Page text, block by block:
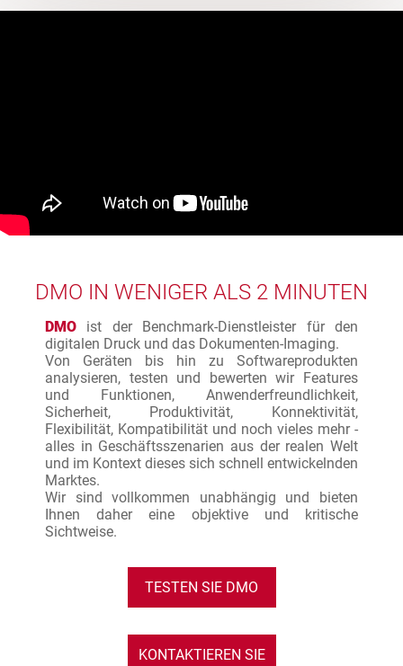
DMO IN WENIGER ALS 2 MINUTEN
DMO ist der Benchmark-Dienstleister für den
digitalen Druck und das Dokumenten-Imaging.
Von Geräten bis hin zu Softwareprodukten
analysieren, testen und bewerten wir Features
und Funktionen, Anwenderfreundlichkeit,
Sicherheit, Produktivität, Konnektivität,
Flexibilität, Kompatibilität und noch vieles mehr -
alles in Geschäftsszenarien aus der realen Welt
und im Kontext dieses sich schnell entwickelnden
Marktes.
Wir sind vollkommen unabhängig und bieten
Ihnen daher eine objektive und kritische
Sichtweise.
TESTEN SIE DMO
KONTAKTIEREN SIE